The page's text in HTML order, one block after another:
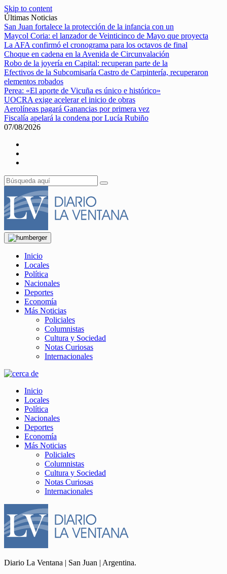
Skip to content
Últimas Noticias
San Juan fortalece la protección de la infancia con un
Maycol Coria: el lanzador de Veinticinco de Mayo que proyecta
La AFA confirmó el cronograma para los octavos de final
Choque en cadena en la Avenida de Circunvalación
Robo de la joyería en Capital: recuperan parte de la
Efectivos de la Subcomisaría Castro de Carpintería, recuperaron
elementos robados
Perea: «El aporte de Vicuña es único e histórico»
UOCRA exige acelerar el inicio de obras
Aerolíneas pagará Ganancias por primera vez
Fiscalía apelará la condena por Lucía Rubiño
07/08/2026
Inicio
Locales
Política
Nacionales
Deportes
Economía
Más Noticias
Policiales
Columnistas
Cultura y Sociedad
Notas Curiosas
Internacionales
Inicio
Locales
Política
Nacionales
Deportes
Economía
Más Noticias
Policiales
Columnistas
Cultura y Sociedad
Notas Curiosas
Internacionales
Diario La Ventana | San Juan | Argentina.